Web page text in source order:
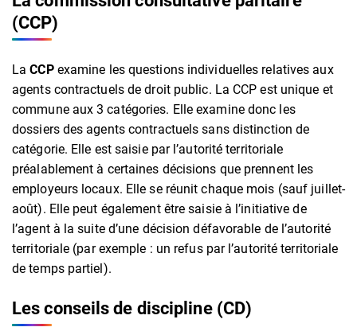
(CCP)
LaCCPexamine les questions individuelles relatives aux
agents contractuels de droit public. La CCP est unique et
commune aux 3 catégories. Elle examine donc les
dossiers des agents contractuels sans distinction de
catégorie. Elle est saisie par l’autorité territoriale
préalablement à certaines décisions que prennent les
employeurs locaux. Elle se réunit chaque mois (sauf juillet-
août). Elle peut également être saisie à l’initiative de
l’agent à la suite d’une décision défavorable de l’autorité
territoriale (par exemple : un refus par l’autorité territoriale
de temps partiel).
Les conseils de discipline (CD)